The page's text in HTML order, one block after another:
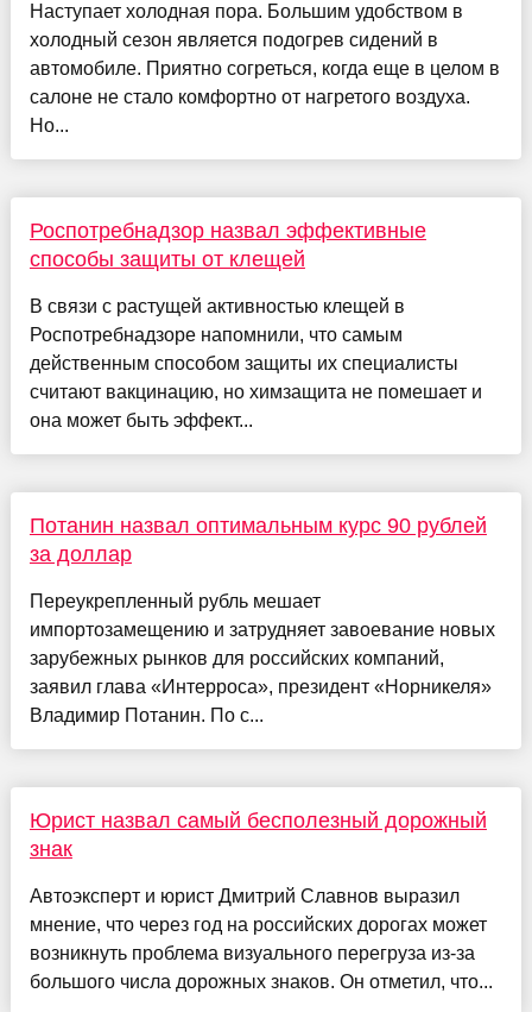
Наступает холодная пора. Большим удобством в
холодный сезон является подогрев сидений в
автомобиле. Приятно согреться, когда еще в целом в
салоне не стало комфортно от нагретого воздуха.
Но...
Роспотребнадзор назвал эффективные
способы защиты от клещей
В связи с растущей активностью клещей в
Роспотребнадзоре напомнили, что самым
действенным способом защиты их специалисты
считают вакцинацию, но химзащита не помешает и
она может быть эффект...
Потанин назвал оптимальным курс 90 рублей
за доллар
Переукрепленный рубль мешает
импортозамещению и затрудняет завоевание новых
зарубежных рынков для российских компаний,
заявил глава «Интерроса», президент «Норникеля»
Владимир Потанин. По с...
Юрист назвал самый бесполезный дорожный
знак
Автоэксперт и юрист Дмитрий Славнов выразил
мнение, что через год на российских дорогах может
возникнуть проблема визуального перегруза из-за
большого числа дорожных знаков. Он отметил, что...